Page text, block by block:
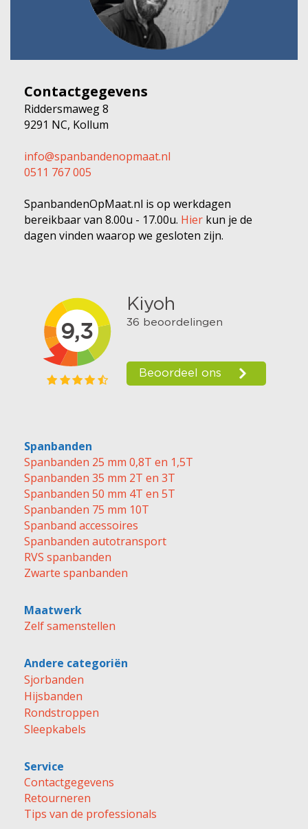
Contactgegevens
Riddersmaweg 8
9291 NC, Kollum
info@spanbandenopmaat.nl
0511 767 005
SpanbandenOpMaat.nl is op werkdagen
bereikbaar van 8.00u - 17.00u. Hier kun je de
dagen vinden waarop we gesloten zijn.
Spanbanden
Spanbanden 25 mm 0,8T en 1,5T
Spanbanden 35 mm 2T en 3T
Spanbanden 50 mm 4T en 5T
Spanbanden 75 mm 10T
Spanband accessoires
Spanbanden autotransport
RVS spanbanden
Zwarte spanbanden
Maatwerk
Zelf samenstellen
Andere categoriën
Sjorbanden
Hijsbanden
Rondstroppen
Sleepkabels
Service
Contactgegevens
Retourneren
Tips van de professionals